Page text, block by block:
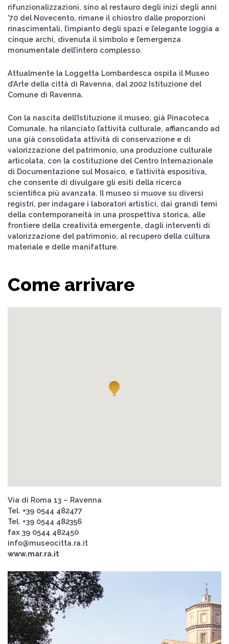
rifunzionalizzazioni, sino al restauro degli inizi degli anni
’70 del Novecento, rimane il chiostro dalle proporzioni
rinascimentali, l’impianto degli spazi e l’elegante loggia a
cinque archi, divenuta il simbolo e l’emergenza
monumentale dell’intero complesso.
Attualmente la Loggetta Lombardesca ospita il Museo
d’Arte della città di Ravenna, dal 2002 Istituzione del
Comune di Ravenna.
Con la nascita dell’Istituzione il museo, già Pinacoteca
Comunale, ha rilanciato l’attività culturale, affiancando ad
una già consolidata attività di conservazione e di
valorizzazione del patrimonio, una produzione culturale
articolata, con la costituzione del Centro Internazionale
di Documentazione sul Mosaico, e l’attività espositiva,
che consente di divulgare gli esiti della ricerca
scientifica più avanzata. Il museo si muove su diversi
registri, per indagare i laboratori artistici, dai grandi temi
della contemporaneità in una prospettiva storica, alle
frontiere della creatività emergente, dagli interventi di
valorizzazione del patrimonio, al recupero della cultura
materiale e delle manifatture.
Come arrivare
Via di Roma 13 – Ravenna
Tel. +39 0544 482477
Tel. +39 0544 482356
fax 39 0544 482450
info@museocitta.ra.it
www.mar.ra.it